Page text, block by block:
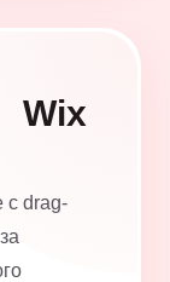
Wix
с drag-